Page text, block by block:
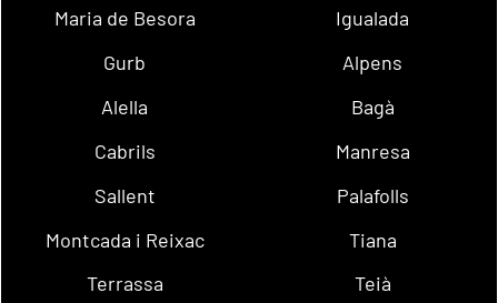
Maria de Besora
Igualada
Gurb
Alpens
Alella
Bagà
Cabrils
Manresa
Sallent
Palafolls
Montcada i Reixac
Tiana
Terrassa
Teià